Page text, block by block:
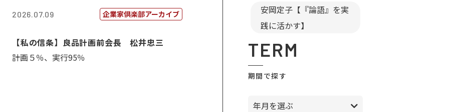
2026.07.09 企業家倶楽部アーカイブ
【私の信条】良品計画前会長 松井忠三
計画５％、実行95％
安岡定子【『論語』を実
践に活かす】
TERM
期間で探す
年月を選ぶ